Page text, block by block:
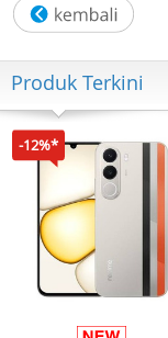
dan mudah
2. Dapat
kecil dapat
sidik jari pertama
petunjuk indikator
jari.
3. Bahannya kuat
terbuat dari
kekerasan tinggi
campuran seng
untuk mencegah
SPECIAL FEATURES :
Produk Terkini
-12%*